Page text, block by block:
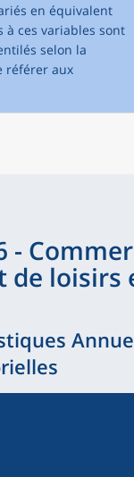
en équivalent
ces variables sont
selon la
référer aux
-
de loisirs